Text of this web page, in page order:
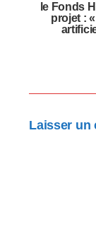
le Fonds
projet :
Laisser un